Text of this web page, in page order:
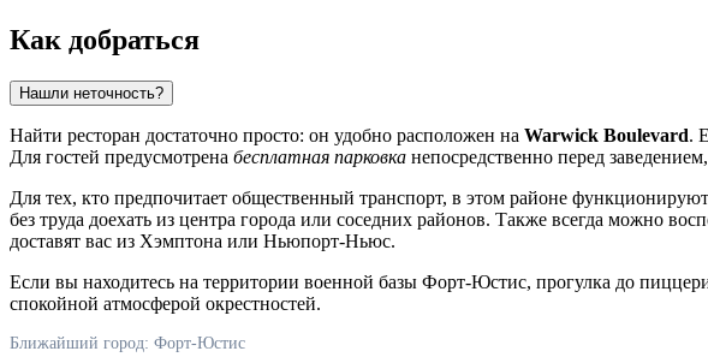
Как добраться
Нашли неточность?
Найти ресторан достаточно просто: он удобно расположен на Warwick Boulevard.
Для гостей предусмотрена бесплатная парковка непосредственно перед
Для тех, кто предпочитает общественный транспорт, в этом районе
без труда доехать из центра города или соседних районов. Также всегда можно
доставят вас из Хэмптона или Ньюпорт-Ньюс.
Если вы находитесь на территории военной базы Форт-Юстис, прогулка до
спокойной атмосферой окрестностей.
Ближайший город: Форт-Юстис